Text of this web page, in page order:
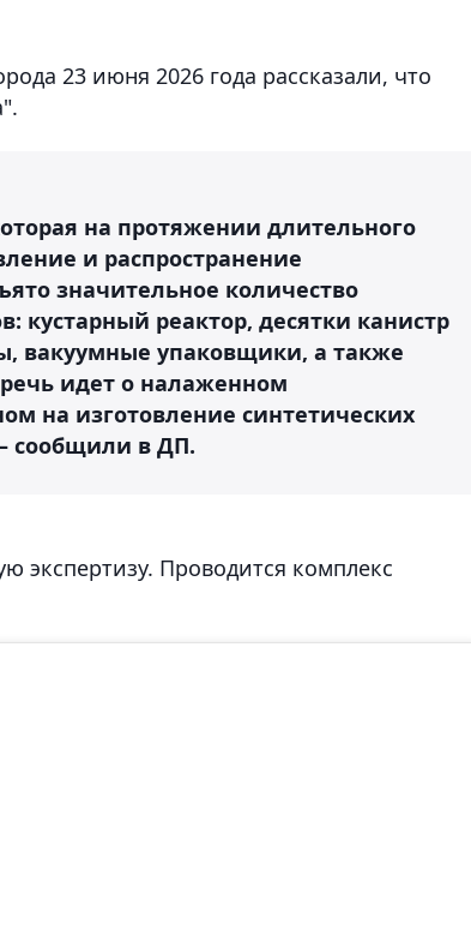
23 июня 2026 года рассказали, что
на протяжении длительного
и распространение
значительное количество
кустарный реактор, десятки канистр
вакуумные упаковщики, а также
идет о налаженном
на изготовление синтетических
сообщили в ДП.
экспертизу. Проводится комплекс